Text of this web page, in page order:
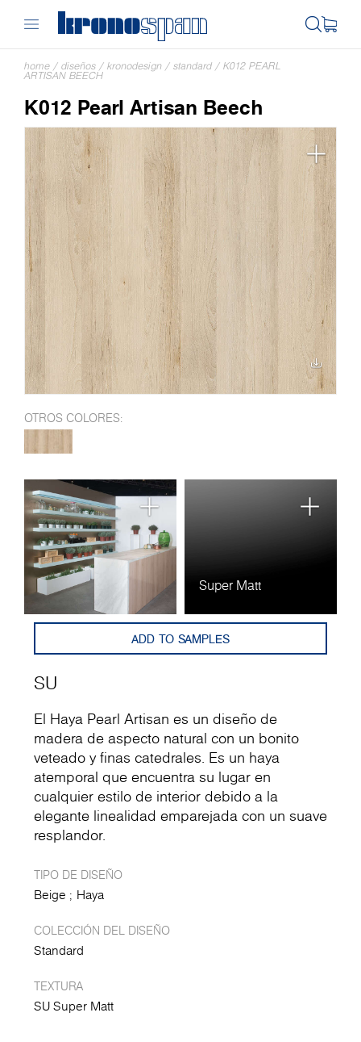
home / diseños / kronodesign / standard / K012 PEARL
ARTISAN BEECH
K012 Pearl Artisan Beech
OTROS COLORES:
Super Matt
SU
ADD TO SAMPLES
El Haya Pearl Artisan es un diseño de
madera de aspecto natural con un bonito
veteado y finas catedrales. Es un haya
atemporal que encuentra su lugar en
cualquier estilo de interior debido a la
elegante linealidad emparejada con un suave
resplandor.
TIPO DE DISEÑO
Beige Haya
COLECCIÓN DEL DISEÑO
Standard
TEXTURA
SU Super Matt